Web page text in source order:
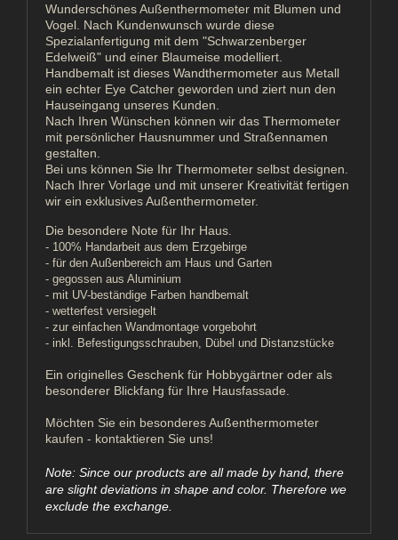
Wunderschönes Außenthermometer mit Blumen und
Vogel. Nach Kundenwunsch wurde diese
Spezialanfertigung mit dem "Schwarzenberger
Edelweiß" und einer Blaumeise modelliert.
Handbemalt ist dieses Wandthermometer aus Metall
ein echter Eye Catcher geworden und ziert nun den
Hauseingang unseres Kunden.
Nach Ihren Wünschen können wir das Thermometer
mit persönlicher Hausnummer und Straßennamen
gestalten.
Bei uns können Sie Ihr Thermometer selbst designen.
Nach Ihrer Vorlage und mit unserer Kreativität fertigen
wir ein exklusives Außenthermometer.
Die besondere Note für Ihr Haus.
- 100% Handarbeit aus dem Erzgebirge
- für den Außenbereich am Haus und Garten
- gegossen aus Aluminium
- mit UV-beständige Farben handbemalt
- wetterfest versiegelt
- zur einfachen Wandmontage vorgebohrt
- inkl. Befestigungsschrauben, Dübel und Distanzstücke
Ein originelles Geschenk für Hobbygärtner oder als
besonderer Blickfang für Ihre Hausfassade.
Möchten Sie ein besonderes Außenthermometer
kaufen - kontaktieren Sie uns!
Note: Since our products are all made by hand, there
are slight deviations in shape and color. Therefore we
exclude the exchange.